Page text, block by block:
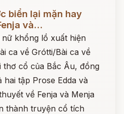
biển lại mặn hay
và...
nữ khổng lồ xuất hiện
ca về Grótti/Bài ca về
thơ cổ của Bắc Âu, đồng
tập Prose Edda và
về Fenja và Menja
thành truyện cổ tích